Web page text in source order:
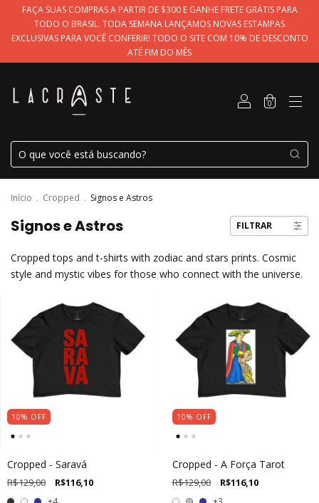
FAÇA SUAS COMPRAS A PARTIR DE $300 E GANHE FRETE GRÁTIS PARA
TODO O BRASIL. TODA SEMANA LANÇAMOS NOVAS ESTAMPAS
EXCLUSIVAS PARA VOCÊ CONFERIR! TODO O SITE COM 10% DE DESCONTO
ATÉ FIM DO MÊS
0
Início . Cropped . Signos e Astros
Signos e Astros FILTRAR
Cropped tops and t-shirts with zodiac and stars prints. Cosmic
style and mystic vibes for those who connect with the universe.
10% OFF
Cropped - Saravá
R$129,00 R$116,10
10% OFF
Cropped - A Força Tarot
R$129,00 R$116,10